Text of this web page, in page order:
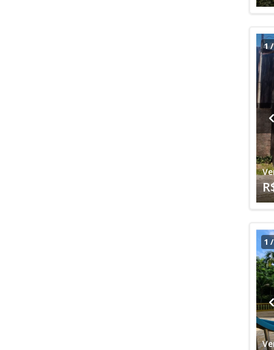
1
1